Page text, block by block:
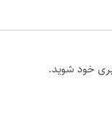
خود شوید.